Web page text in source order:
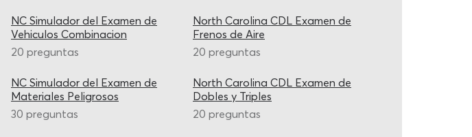
NC Simulador del Examen de
Vehiculos Combinacion
20 preguntas
North Carolina CDL Examen de
Frenos de Aire
20 preguntas
NC Simulador del Examen de
Materiales Peligrosos
30 preguntas
North Carolina CDL Examen de
Dobles y Triples
20 preguntas